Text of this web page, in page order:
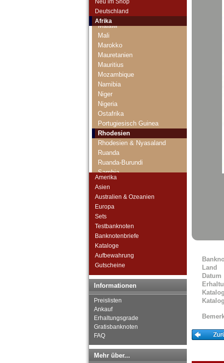
Deutschland
Afrika
Madagaskar
Malawi
Mali
Marokko
Mauretanien
Mauritius
Mozambique
Namibia
Niger
Nigeria
Ostafrika
Portugiesisch Guinea
Rhodesien
Rhodesien & Nyasaland
Ruanda
Ruanda-Burundi
Sambia
Sierra Leone
Süd Sudan
Swaziland
Tansania
Togo
Tschad
Tunesien
Uganda
Westafrikanische Staaten
Zaire
Zentralafrikanische Republik
Amerika
Asien
Australien & Ozeanien
Europa
Sets
Testbanknoten
Banknotenbriefe
Kataloge
Aufbewahrung
Gutscheine
Informationen
Preislisten
Ankauf
Erhaltungsgrade
Gratisbanknoten
FAQ
Mehr über...
Land
Datum
Katalog